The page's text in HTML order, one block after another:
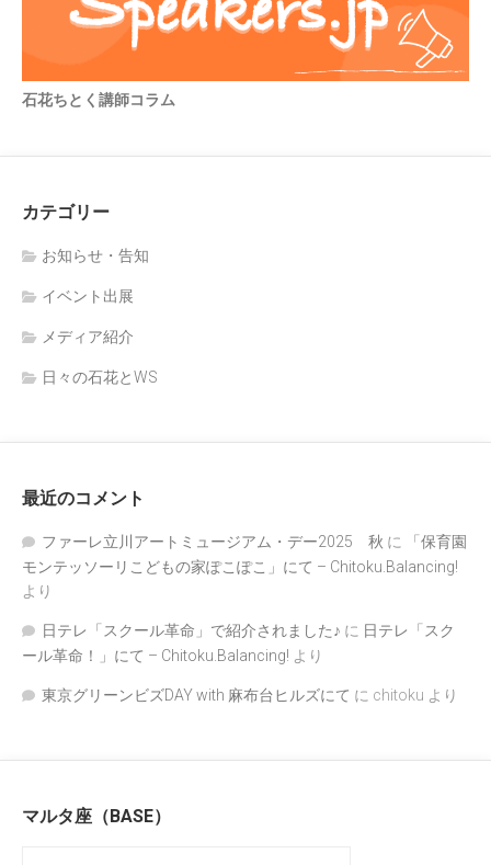
石花ちとく講師コラム
カテゴリー
お知らせ・告知
イベント出展
メディア紹介
日々の石花とWS
最近のコメント
ファーレ立川アートミュージアム・デー2025 秋 に
「保育園
モンテッソーリこどもの家ぽこぽこ」にて – Chitoku.Balancing!
より
日テレ「スクール革命」で紹介されました♪ に 日テレ「スク
ール革命！」にて – Chitoku.Balancing! より
東京グリーンビズDAY with 麻布台ヒルズにて に chitoku より
マルタ座（BASE）